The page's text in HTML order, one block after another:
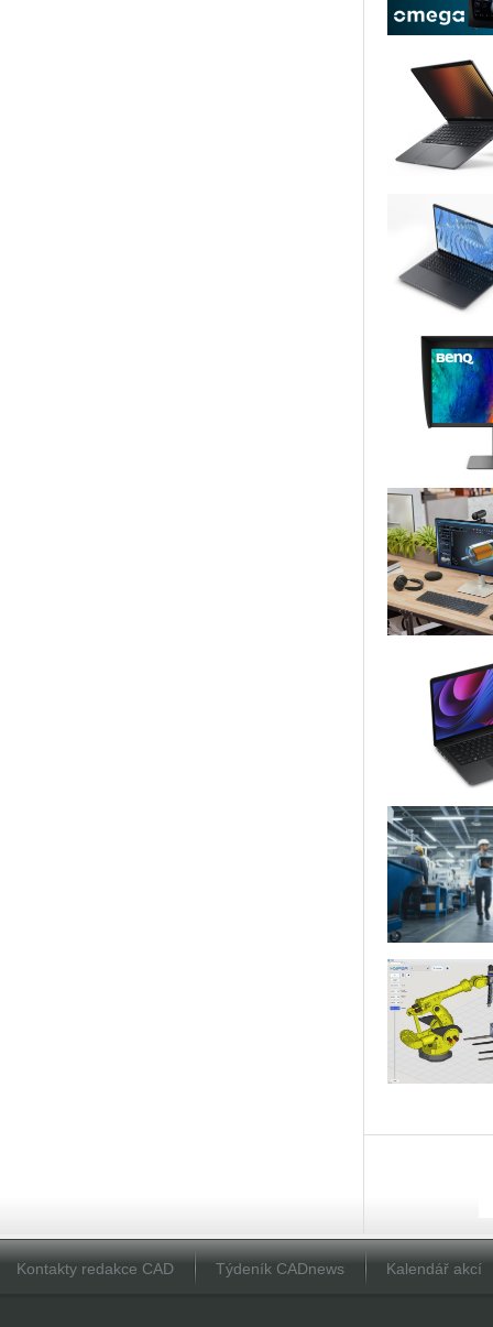
Kontakty redakce CAD Týdeník CADnews Kalendář akcí